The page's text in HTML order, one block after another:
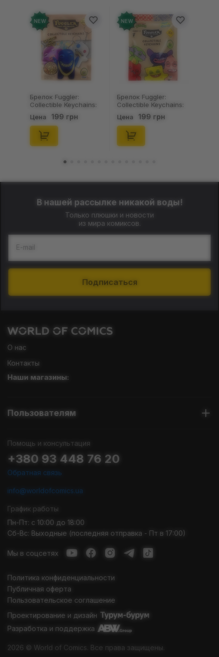
NEW
Брелок Fuggler:
Collectible Keychains:
Gold Edition: Series 3
(Blind Box: 1 з 24),
(11550)
Цена 199 грн
NEW
Брелок Fuggler:
Collectible Keychains:
Series 2 (Blind Box: 1 з
46), (15475)
Цена 199 грн
В нашей рассылке никакой воды!
Только плюшки и новости
из мира комиксов.
E-mail
Подписаться
О нас
Контакты
Наши магазины:
Пользователям
Помощь и консультация
+380 93 448 76 20
Обратная связь
info@worldofcomics.ua
График работы
Пн-Пт: с 10:00 до 18:00
Сб-Вс: Выходные (последняя отправка - Пт в 17:00)
Мы в соцсетях
Политика конфиденциальности
Публичная оферта
Пользовательское соглашение
Проектирование и дизайн
Разработка и поддержка
2026 © World of Comics. Все права защищены.